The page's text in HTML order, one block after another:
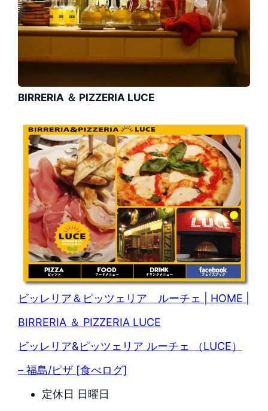
BIRRERIA ＆ PIZZERIA LUCE
ビッレリア＆ピッツェリア ルーチェ | HOME |
BIRRERIA ＆ PIZZERIA LUCE
ビッレリア&ピッツェリア ルーチェ （LUCE）
– 福島/ピザ [食べログ]
定休日 日曜日